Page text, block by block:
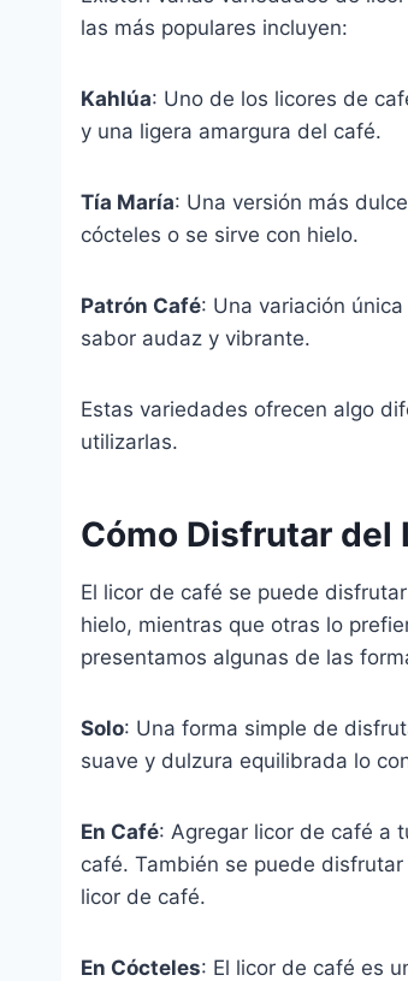
las más populares incluyen:
Kahlúa: Uno de los licores de
y una ligera amargura del café.
Tía María: Una versión más
cócteles o se sirve con hielo.
Patrón Café: Una variación
sabor audaz y vibrante.
Estas variedades ofrecen algo
utilizarlas.
Cómo Disfrutar del
El licor de café se puede
hielo, mientras que otras lo
presentamos algunas de las
Solo: Una forma simple de
suave y dulzura equilibrada lo
En Café: Agregar licor de café a
café. También se puede
licor de café.
En Cócteles: El licor de café es